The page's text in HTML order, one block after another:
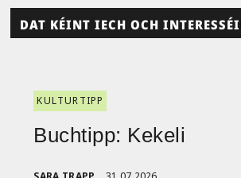
DAT KÉINT IECH OCH
KULTURTIPP
Buchtipp: Kekeli